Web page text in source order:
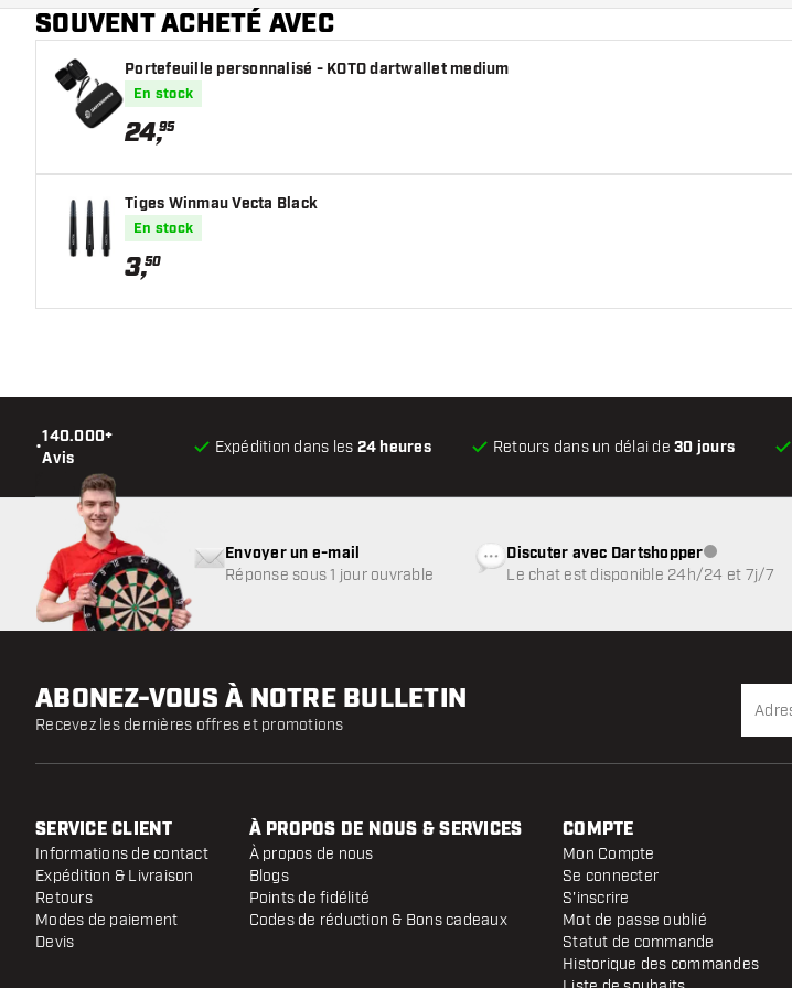
SOUVENT ACHETÉ AVEC
Portefeuille personnalisé - KOTO dartwallet medium
En stock
24,95
Tiges Winmau Vecta Black
En stock
3,50
•
140.000+
Avis
Expédition dans les 24 heures Retours dans un délai de30 jours
Envoyer un e-mail
Réponse sous 1 jour ouvrable
Discuter avec DartshopperService
Le chat est disponible 24h/24 et 7j/7
ABONEZ-VOUS À NOTRE BULLETIN
Recevez les dernières offres et promotions
SERVICE CLIENT
Informations de contact
Expédition & Livraison
Retours
Modes de paiement
Devis
À PROPOS DE NOUS & SERVICES
À propos de nous
Blogs
Points de fidélité
Codes de réduction & Bons cadeaux
COMPTE
Mon Compte
Se connecter
S'inscrire
Mot de passe oublié
Statut de commande
Historique des commandes